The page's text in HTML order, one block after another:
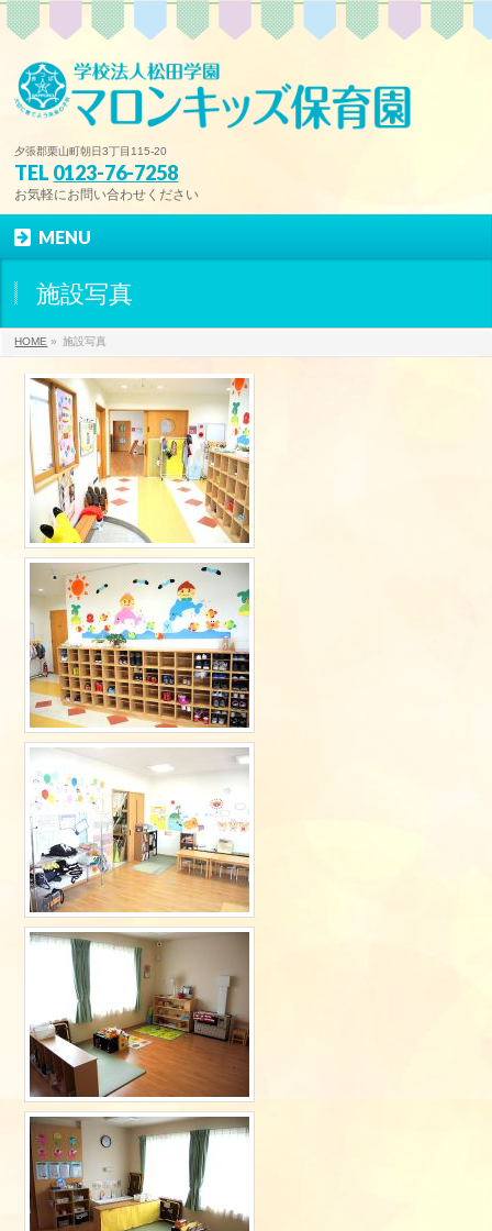
夕張郡栗山町朝日3丁目115-20
TEL 0123-76-7258
お気軽にお問い合わせください
MENU
施設写真
HOME » 施設写真